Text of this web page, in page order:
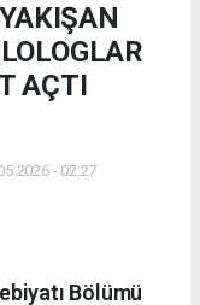
AÇTI
- 02:27
Bölümü